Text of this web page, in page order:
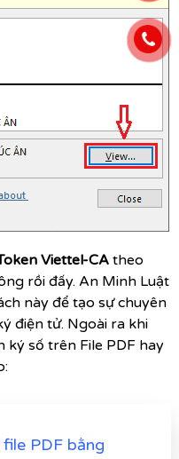
Viettel-CAtheo
rồi đấy. An Minh Luật
này để tạo sự chuyên
điện tử. Ngoài ra khi
ký số trên File PDF hay
PDF bằng